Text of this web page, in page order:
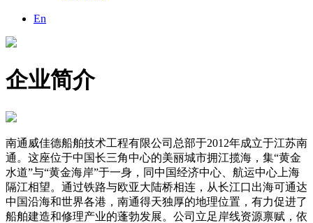
En
企业简介
南通威佳德船舶技术工程有限公司总部于2012年成立于江苏南
通。这座位于中国长三角中心的美丽城市拥江揽海，集“黄金
水道”与“黄金海岸”于一身，同中国经济中心、航运中心上海
隔江相望。通过铁路与欧亚大陆桥相连，从长江口出海可通达
中国沿海和世界各港，南通得天独厚的地理位置，有力促进了
船舶建造和修理产业的蓬勃发展。公司立足岸线资源禀赋，依